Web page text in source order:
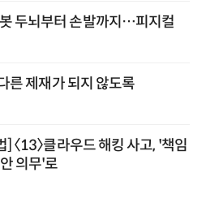
두뇌부터 손발까지…피지컬
른 제재가 되지 않도록
〈13〉클라우드 해킹 사고, '책임
의무'로